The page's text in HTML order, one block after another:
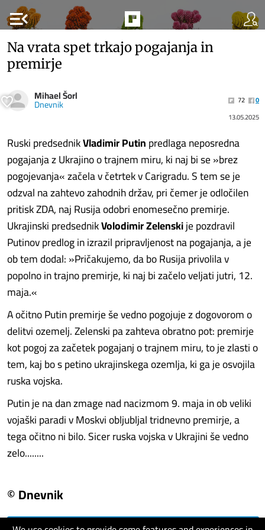
menu_open
Na vrata spet trkajo pogajanja in
premirje
Mihael Šorl
Dnevnik 72
0
13.05.2025
Ruski predsednikVladimir Putinpredlaga neposredna
pogajanja z Ukrajino o trajnem miru, ki naj bi se »brez
pogojevanja« začela v četrtek v Carigradu. S tem se je
odzval na zahtevo zahodnih držav, pri čemer je odločilen
pritisk ZDA, naj Rusija odobri enomesečno premirje.
Ukrajinski predsednikVolodimir Zelenskije pozdravil
Putinov predlog in izrazil pripravljenost na pogajanja, a je
ob tem dodal: »Pričakujemo, da bo Rusija privolila v
popolno in trajno premirje, ki naj bi začelo veljati jutri, 12.
maja.«
A očitno Putin premirje še vedno pogojuje z dogovorom o
delitvi ozemelj. Zelenski pa zahteva obratno pot: premirje
kot pogoj za začetek pogajanj o trajnem miru, to je zlasti o
tem, kaj bo s petino ukrajinskega ozemlja, ki ga je osvojila
ruska vojska.
Putin je na dan zmage nad nacizmom 9. maja in ob veliki
vojaški paradi v Moskvi obljubljal tridnevno premirje, a
tega očitno ni bilo. Sicer ruska vojska v Ukrajini še vedno
zelo........
© Dnevnik